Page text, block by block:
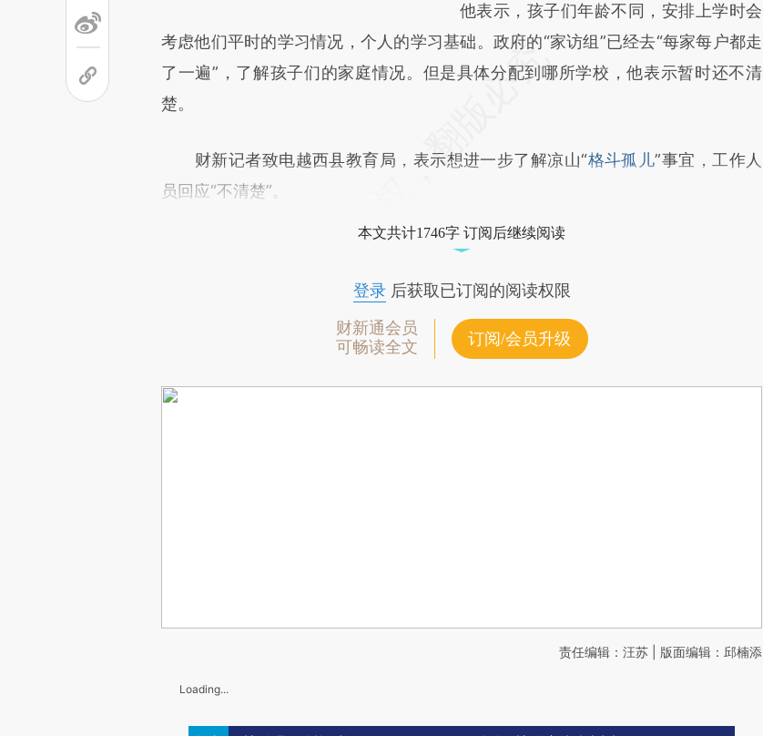
他表示，孩子们年龄不同，安排上学时会
考虑他们平时的学习情况，个人的学习基础。政府的“家访组”已经去“每家每户都走
了一遍”，了解孩子们的家庭情况。但是具体分配到哪所学校，他表示暂时还不清
楚。
财新记者致电越西县教育局，表示想进一步了解凉山“格斗孤儿”事宜，工作人
员回应“不清楚”。
本文共计1746字 订阅后继续阅读
登录后获取已订阅的阅读权限
财新通会员
可畅读全文
订阅/会员升级
责任编辑：汪苏 | 版面编辑：邱楠添
Loading...